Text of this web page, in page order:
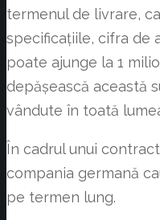
termenul de livrare,
specificațiile, cifra de
poate ajunge la 1
depășească această
vândute în toată
În cadrul unui
compania germană
pe termen lung.